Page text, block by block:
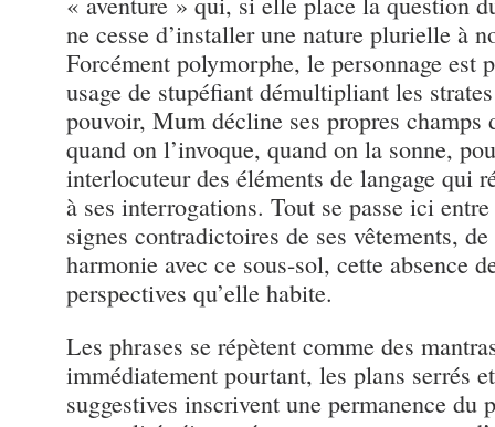
ne cesse d’installer une nature plurielle à
Forcément polymorphe, le personnage est
usage de stupéfiant démultipliant les
pouvoir, Mum décline ses propres champs
quand on l’invoque, quand on la sonne,
interlocuteur des éléments de langage qui
à ses interrogations. Tout se passe ici
signes contradictoires de ses vêtements,
harmonie avec ce sous-sol, cette absence
perspectives qu’elle habite.
Les phrases se répètent comme des
immédiatement pourtant, les plans serrés
suggestives inscrivent une permanence du